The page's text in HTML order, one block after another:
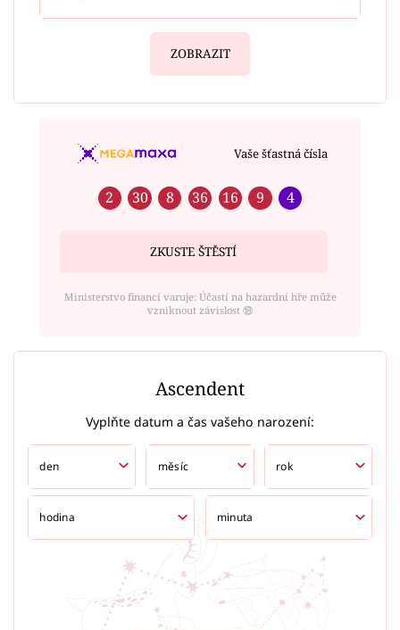
ZOBRAZIT
Vaše šťastná čísla
2 30 8 36 16 9 4
ZKUSTE ŠTĚSTÍ
Ministerstvo financí varuje: Účastí na hazardní hře může
vzniknout závislost ⑱
Ascendent
Vyplňte datum a čas vašeho narození: